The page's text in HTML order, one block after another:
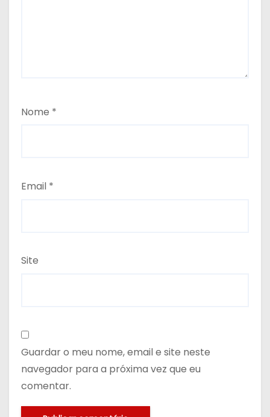
Nome *
Email *
Site
Guardar o meu nome, email e site neste
navegador para a próxima vez que eu
comentar.